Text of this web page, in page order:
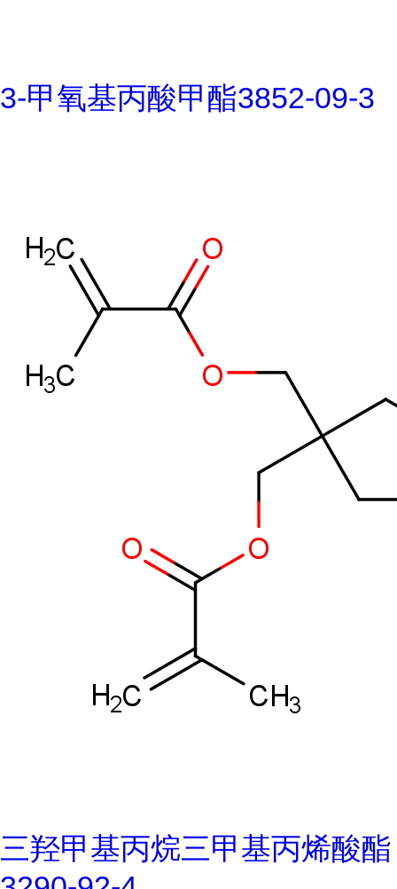
3-甲氧基丙酸甲酯3852-09-3
三羟甲基丙烷三甲基丙烯酸酯